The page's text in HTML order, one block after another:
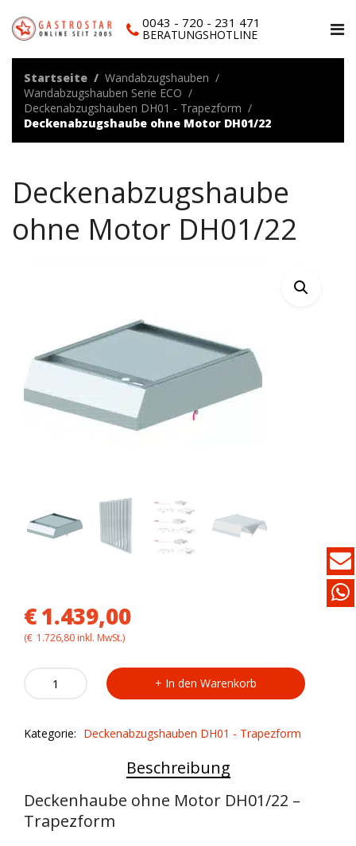
0043 - 720 - 231 471
BERATUNGSHOTLINE
Startseite
Wandabzugshauben
Wandabzugshauben Serie ECO
Deckenabzugshauben DH01 - Trapezform
Deckenabzugshaube ohne Motor DH01/22
Deckenabzugshaube
ohne Motor DH01/22
€1.439,00
(€ 1.726,80 inkl. MwSt.)
Deckenabzugshaube
quantity
In den Warenkorb
Kategorie: Deckenabzugshauben DH01 - Trapezform
Beschreibung
Deckenhaube ohne Motor DH01/22 –
Trapezform